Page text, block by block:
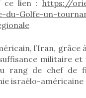
ce lien : https://
du-Golfe-un-
l’Iran, grâce
militaire et
rang de chef de
israélo-américaine